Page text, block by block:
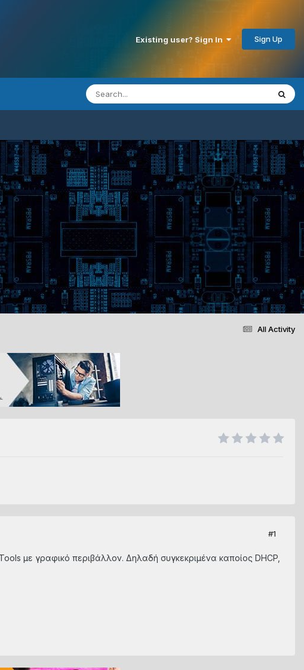
Existing user? Sign In Sign Up
All Activity
#1
με γραφικό περιβάλλον. Δηλαδή συγκεκριμένα καποίος DHCP,